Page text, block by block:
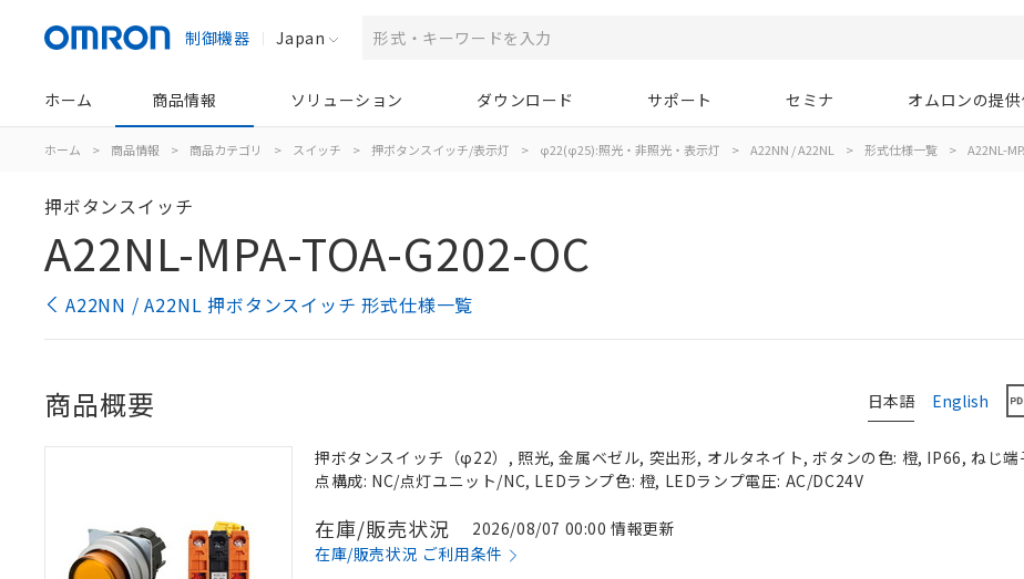
制御機器 Japan
ホーム 商品情報 ソリューション ダウンロード サポート セミナ オムロンの提
ホーム > 商品情報 > 商品カテゴリ > スイッチ > 押ボタンスイッチ/表示灯 > φ22(φ25):照光・非照光・表示灯 > A22NN / A22NL > 形式仕様一覧 > A22NL-
押ボタンスイッチ
A22NL-MPA-TOA-G202-OC
A22NN / A22NL 押ボタンスイッチ 形式仕様一覧
日本語 English
商品概要
押ボタンスイッチ（φ22）, 照光, 金属ベゼル, 突出形, オルタネイト, ボタンの色: 橙, IP66, ねじ端
点構成: NC/点灯ユニット/NC, LEDランプ色: 橙, LEDランプ電圧: AC/DC24V
在庫/販売状況
2026/08/07 00:00 情報更新
在庫/販売状況 ご利用条件